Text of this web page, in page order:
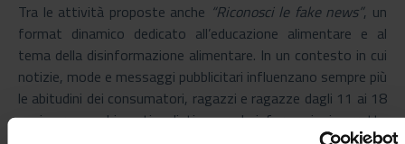
Tra le attività proposte anche “Riconosci le fake news”, un
format dinamico dedicato all’educazione alimentare e al
tema della disinformazione alimentare. In un contesto in cui
notizie, mode e messaggi pubblicitari influenzano sempre più
le abitudini dei consumatori, ragazzi e ragazze dagli 11 ai 18
anni saranno chiamati a distinguere le informazioni corrette